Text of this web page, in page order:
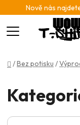
Nově nás
Domů
/Bez potisku /